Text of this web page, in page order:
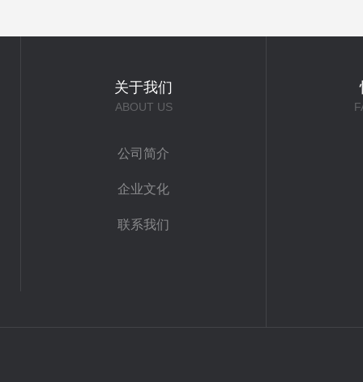
关于我们
ABOUT US
公司简介
企业文化
联系我们